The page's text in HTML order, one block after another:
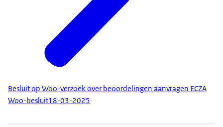
Besluit op Woo-verzoek over beoordelingen aanvragen ECZA
Woo-besluit18-03-2025